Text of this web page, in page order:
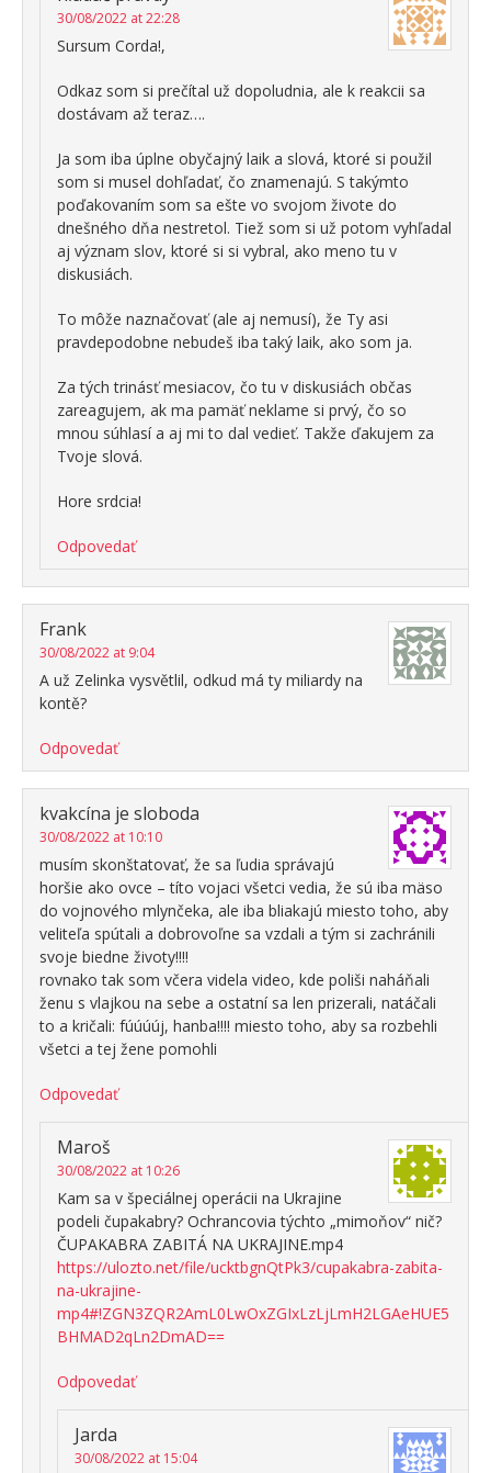
30/08/2022 at 22:28
Sursum Corda!,
Odkaz som si prečítal už dopoludnia, ale k reakcii sa
dostávam až teraz….
Ja som iba úplne obyčajný laik a slová, ktoré si použil
som si musel dohľadať, čo znamenajú. S takýmto
poďakovaním som sa ešte vo svojom živote do
dnešného dňa nestretol. Tiež som si už potom vyhľadal
aj význam slov, ktoré si si vybral, ako meno tu v
diskusiách.
To môže naznačovať (ale aj nemusí), že Ty asi
pravdepodobne nebudeš iba taký laik, ako som ja.
Za tých trinásť mesiacov, čo tu v diskusiách občas
zareagujem, ak ma pamäť neklame si prvý, čo so
mnou súhlasí a aj mi to dal vedieť. Takže ďakujem za
Tvoje slová.
Hore srdcia!
Odpovedať
Frank
30/08/2022 at 9:04
A už Zelinka vysvětlil, odkud má ty miliardy na
kontě?
Odpovedať
kvakcína je sloboda
30/08/2022 at 10:10
musím skonštatovať, že sa ľudia správajú
horšie ako ovce – títo vojaci všetci vedia, že sú iba mäso
do vojnového mlynčeka, ale iba bliakajú miesto toho, aby
veliteľa spútali a dobrovoľne sa vzdali a tým si zachránili
svoje biedne životy!!!!
rovnako tak som včera videla video, kde poliši naháňali
ženu s vlajkou na sebe a ostatní sa len prizerali, natáčali
to a kričali: fúúúúj, hanba!!!! miesto toho, aby sa rozbehli
všetci a tej žene pomohli
Odpovedať
Maroš
30/08/2022 at 10:26
Kam sa v špeciálnej operácii na Ukrajine
podeli čupakabry? Ochrancovia týchto „mimoňov“ nič?
ČUPAKABRA ZABITÁ NA UKRAJINE.mp4
https://ulozto.net/file/ucktbgnQtPk3/cupakabra-zabita-
na-ukrajine-
mp4#!ZGN3ZQR2AmL0LwOxZGIxLzLjLmH2LGAeHUE5
BHMAD2qLn2DmAD==
Odpovedať
Jarda
30/08/2022 at 15:04